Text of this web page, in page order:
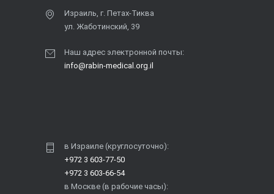
Израиль, г. Петах-Тиква
ул. Жаботинский, 39
Наш адрес электронной почты:
info@rabin-medical.org.il
в Израиле (круглосуточно):
+972 3 603-77-50
+972 3 603-66-54
в Москве (в рабочие часы):